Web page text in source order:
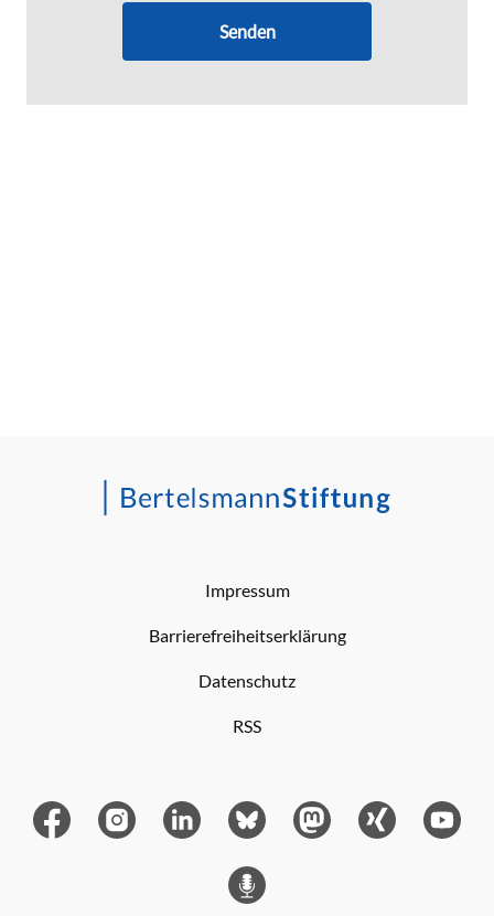
Senden
Impressum
Barrierefreiheitserklärung
Datenschutz
RSS